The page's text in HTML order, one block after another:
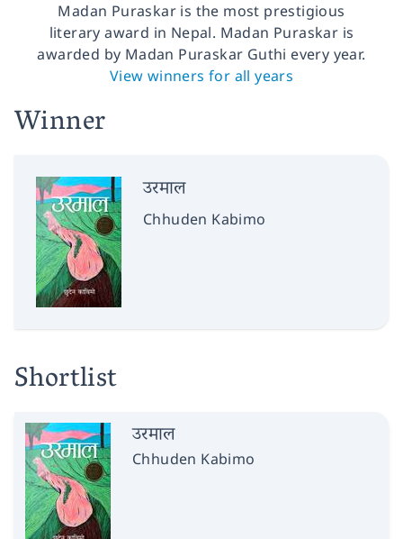
Madan Puraskar is the most prestigious
literary award in Nepal. Madan Puraskar is
awarded by Madan Puraskar Guthi every year.
View winners for all years
Winner
उरमाल
Chhuden Kabimo
Shortlist
उरमाल
Chhuden Kabimo